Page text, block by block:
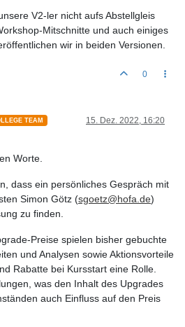
V2-ler nicht aufs Abstellgleis
Mitschnitte und auch einiges
wir in beiden Versionen.
0
TEAM 15. Dez. 2022, 16:20
Worte.
dass ein persönliches Gespräch mit
Simon Götz (sgoetz@hofa.de)
zu finden.
Preise spielen bisher gebuchte
und Analysen sowie Aktionsvorteile
Rabatte bei Kursstart eine Rolle.
was den Inhalt des Upgrades
auch Einfluss auf den Preis